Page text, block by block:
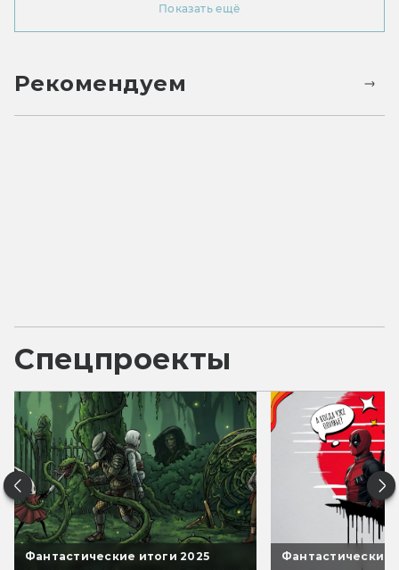
Показать ещё
Рекомендуем
Спецпроекты
Фантастические итоги 2025 Фантастические